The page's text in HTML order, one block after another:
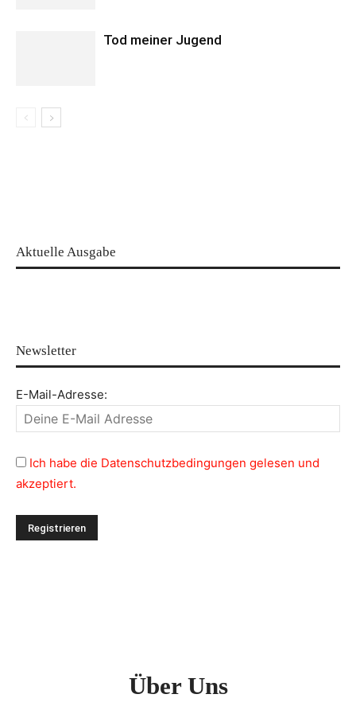
Tod meiner Jugend
Aktuelle Ausgabe
Newsletter
E-Mail-Adresse:
Ich habe die Datenschutzbedingungen gelesen und
akzeptiert.
Über Uns